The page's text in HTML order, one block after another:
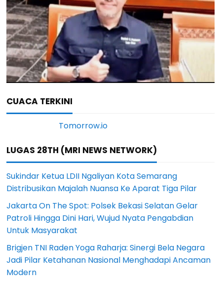
CUACA TERKINI
LUGAS 28TH (MRI NEWS NETWORK)
Sukindar Ketua LDII Ngaliyan Kota Semarang
Distribusikan Majalah Nuansa Ke Aparat Tiga Pilar
Jakarta On The Spot: Polsek Bekasi Selatan Gelar
Patroli Hingga Dini Hari, Wujud Nyata Pengabdian
Untuk Masyarakat
Brigjen TNI Raden Yoga Raharja: Sinergi Bela Negara
Jadi Pilar Ketahanan Nasional Menghadapi Ancaman
Modern